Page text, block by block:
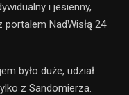
i jesienny,
NadWisłą 24
było duże, udział
z Sandomierza.